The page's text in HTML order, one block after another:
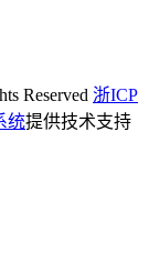
Reserved 浙ICP
统提供技术支持